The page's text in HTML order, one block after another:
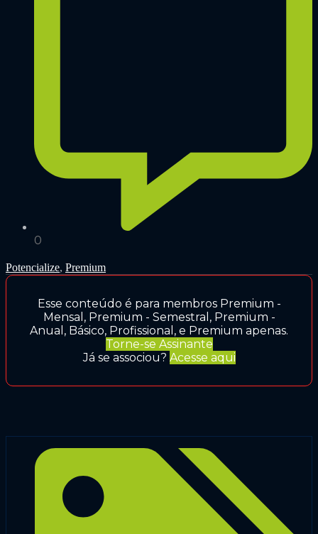
0
Potencialize, Premium
Esse conteúdo é para membros Premium -
Mensal, Premium - Semestral, Premium -
Anual, Básico, Profissional, e Premium apenas.
Torne-se Assinante
Já se associou? Acesse aqui